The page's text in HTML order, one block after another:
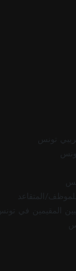
تونس
المتقاعد
المقيمين في تونس